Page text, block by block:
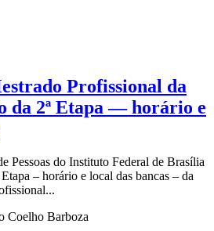
Profissional da
da 2ª Etapa — horário e
Pessoas do Instituto Federal de Brasília
– horário e local das bancas – da
Coelho Barboza